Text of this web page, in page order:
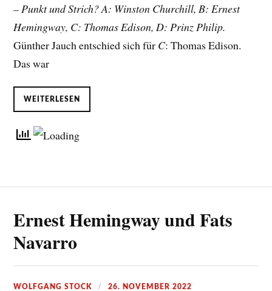
– Punkt und Strich? A: Winston Churchill, B: Ernest
Hemingway, C: Thomas Edison, D: Prinz Philip.
Günther Jauch entschied sich für C: Thomas Edison.
Das war
WEITERLESEN
Ernest Hemingway und Fats
Navarro
WOLFGANG STOCK 26. NOVEMBER 2022